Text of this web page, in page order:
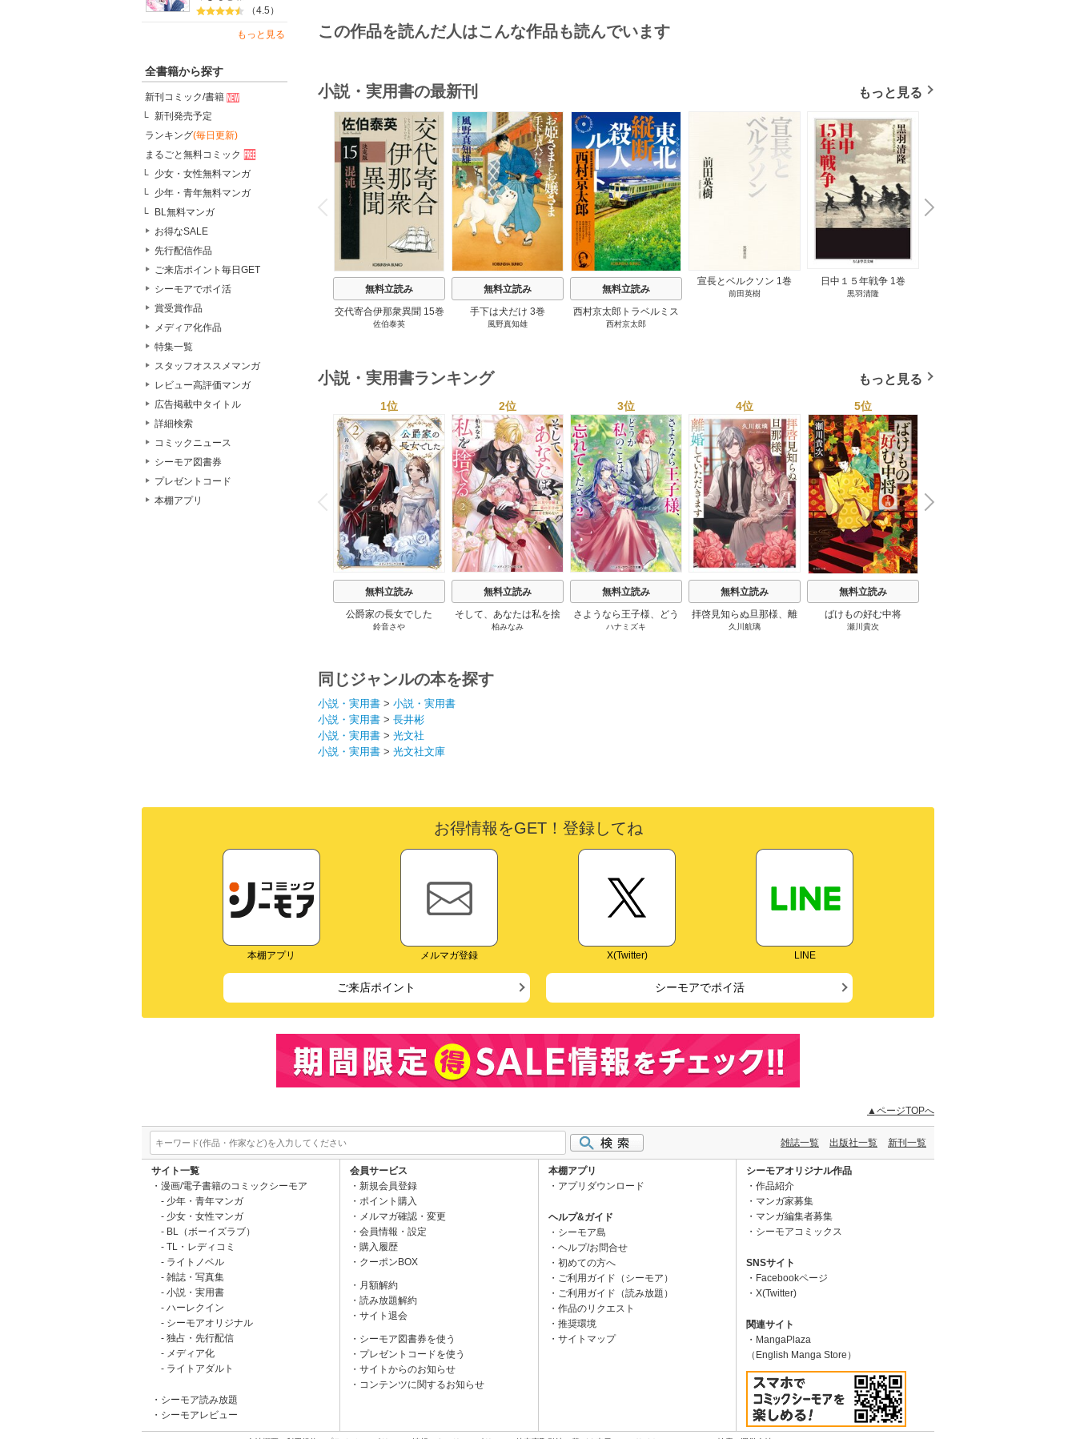
（4.5）
もっと見る
全書籍から探す
新刊コミック/書籍
新刊発売予定
ランキング(毎日更新)
まるごと無料コミック
少女・女性無料マンガ
少年・青年無料マンガ
BL無料マンガ
お得なSALE
先行配信作品
ご来店ポイント毎日GET
シーモアでポイ活
賞受賞作品
メディア化作品
特集一覧
スタッフオススメマンガ
レビュー高評価マンガ
広告掲載中タイトル
詳細検索
コミックニュース
シーモア図書券
プレゼントコード
本棚アプリ
この作品を読んだ人はこんな作品も読んでいます
小説・実用書の最新刊 もっと見る
P
r
e
i
o
u
s
無料立読み
交代寄合伊那衆異聞 15巻
佐伯泰英
無料立読み
手下は犬だけ 3巻
風野真知雄
無料立読み
西村京太郎トラベルミス
テリー・セレクション 2
西村京太郎
宣長とベルクソン 1巻
前田英樹
日中１５年戦争 1巻
黒羽清隆
N
e
x
t
小説・実用書ランキング もっと見る
P
r
e
v
i
o
u
s
1位
無料立読み
公爵家の長女でした
鈴音さや
2位
無料立読み
そして、あなたは私を捨
てる
柏みなみ
3位
無料立読み
さようなら王子様、どう
か私のことは忘れてくだ
ハナミズキ
4位
無料立読み
拝啓見知らぬ旦那様、離
婚していただきます
久川航璃
5位
無料立読み
ばけもの好む中将
瀬川貴次
N
e
x
t
同じジャンルの本を探す
小説・実用書 > 小説・実用書
小説・実用書 > 長井彬
小説・実用書 > 光文社
小説・実用書 > 光文社文庫
お得情報をGET！登録してね
本棚アプリ メルマガ登録 X(Twitter) LINE
ご来店ポイント シーモアでポイ活
▲ページTOPへ
雑誌一覧 出版社一覧 新刊一覧
サイト一覧
漫画/電子書籍のコミックシーモア
少年・青年マンガ
少女・女性マンガ
BL（ボーイズラブ）
TL・レディコミ
ライトノベル
雑誌・写真集
小説・実用書
ハーレクイン
シーモアオリジナル
独占・先行配信
メディア化
ライトアダルト
シーモア読み放題
シーモアレビュー
会員サービス
新規会員登録
ポイント購入
メルマガ確認・変更
会員情報・設定
購入履歴
クーポンBOX
月額解約
読み放題解約
サイト退会
シーモア図書券を使う
プレゼントコードを使う
サイトからのお知らせ
コンテンツに関するお知らせ
本棚アプリ
アプリダウンロード
ヘルプ&ガイド
シーモア島
ヘルプ/お問合せ
初めての方へ
ご利用ガイド（シーモア）
ご利用ガイド（読み放題）
作品のリクエスト
推奨環境
サイトマップ
シーモアオリジナル作品
作品紹介
マンガ家募集
マンガ編集者募集
シーモアコミックス
SNSサイト
Facebookページ
X(Twitter)
関連サイト
MangaPlaza
（English Manga Store）